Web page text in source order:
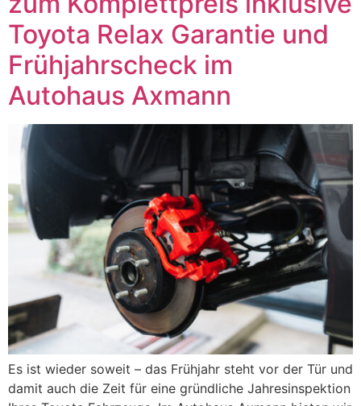
Toyota Relax Garantie und
Frühjahrscheck im
Autohaus Axmann
Es ist wieder soweit – das Frühjahr steht vor der Tür und
damit auch die Zeit für eine gründliche Jahresinspektion